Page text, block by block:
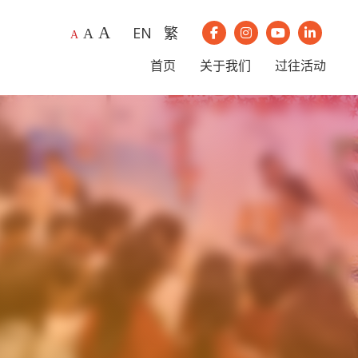
A A A EN 繁 我们的Facebook
我们的Instagram
我们的我们的
首页 关于我们 过往活动